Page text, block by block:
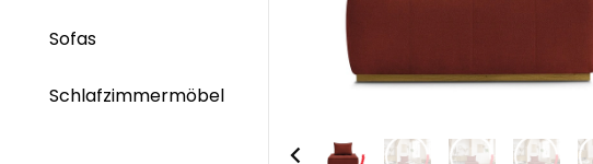
Sofas
Schlafzimmermöbel